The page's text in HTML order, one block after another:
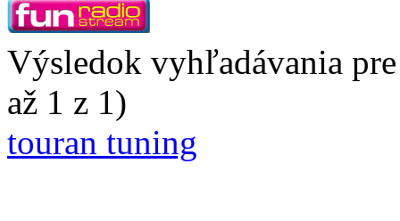
Výsledok vyhľadávania
až 1 z 1)
touran tuning